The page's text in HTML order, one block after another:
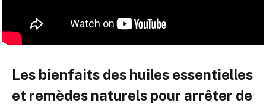
Les bienfaits des huiles essentielles
et remèdes naturels pour arrêter de